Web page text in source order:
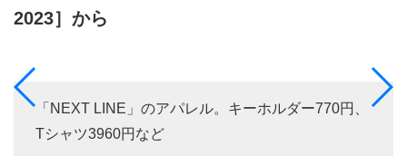
2023］から
「NEXT LINE」のアパレル。キーホルダー770円、
Tシャツ3960円など